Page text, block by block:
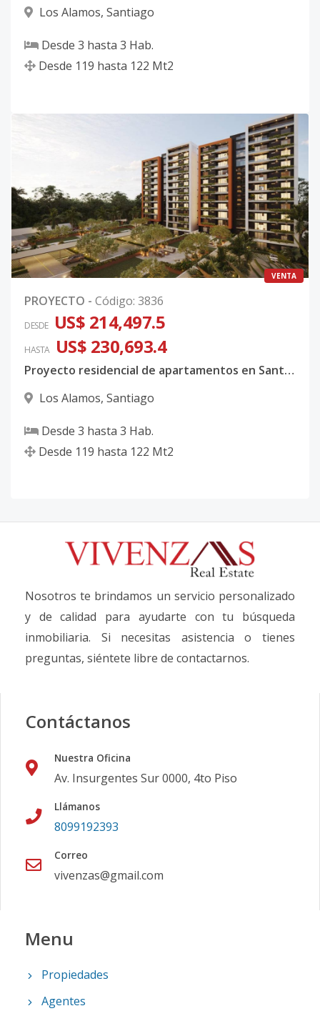
Los Alamos, Santiago
Desde 3 hasta 3 Hab.
Desde 119 hasta 122 Mt2
VENTA
PROYECTO - Código: 3836
DESDE US$ 214,497.5
HASTA US$ 230,693.4
Proyecto residencial de apartamentos en Santiago. Entrega 2028
Los Alamos, Santiago
Desde 3 hasta 3 Hab.
Desde 119 hasta 122 Mt2
Nosotros te brindamos un servicio personalizado
y de calidad para ayudarte con tu búsqueda
inmobiliaria. Si necesitas asistencia o tienes
preguntas, siéntete libre de contactarnos.
Contáctanos
Nuestra Oficina
Av. Insurgentes Sur 0000, 4to Piso
Llámanos
8099192393
Correo
vivenzas@gmail.com
Menu
Propiedades
Agentes